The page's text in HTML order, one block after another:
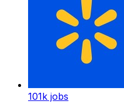
101k jobs